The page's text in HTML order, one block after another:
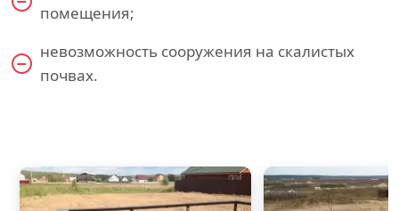
помещения;
невозможность сооружения на скалистых
почвах.